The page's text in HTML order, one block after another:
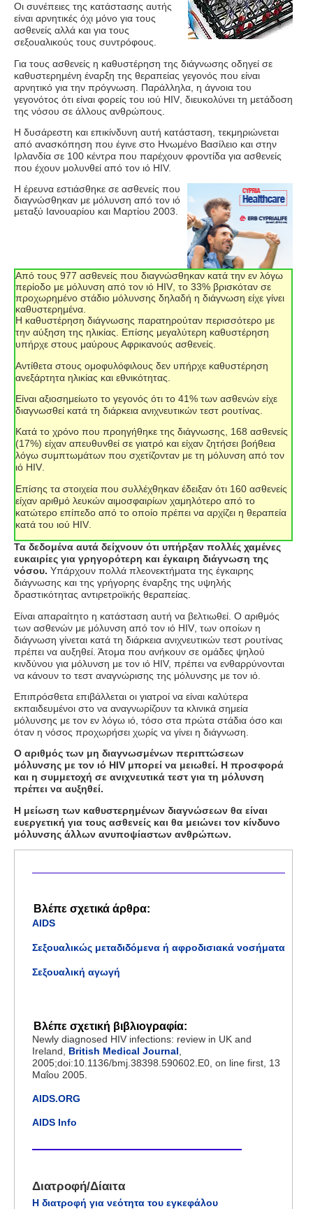
Οι συνέπειες της κατάστασης αυτής
είναι αρνητικές όχι μόνο για τους
ασθενείς αλλά και για τους
σεξουαλικούς τους συντρόφους.
Για τους ασθενείς η καθυστέρηση της διάγνωσης οδηγεί σε
καθυστερημένη έναρξη της θεραπείας γεγονός που είναι
αρνητικό για την πρόγνωση. Παράλληλα, η άγνοια του
γεγονότος ότι είναι φορείς του ιού HIV , διευκολύνει τη μετάδοση
της νόσου σε άλλους ανθρώπους.
Η δυσάρεστη και επικίνδυνη αυτή κατάσταση, τεκμηριώνεται
από ανασκόπηση που έγινε στο Ηνωμένο Βασίλειο και στην
Ιρλανδία σε 100 κέντρα που παρέχουν φροντίδα για ασθενείς
που έχουν μολυνθεί από τον ιό HIV.
Η έρευνα εστιάσθηκε σε ασθενείς που
διαγνώσθηκαν με μόλυνση από τον ιό
μεταξύ Ιανουαρίου και Μαρτίου 2003.
Από τους 977 ασθενείς που διαγνώσθηκαν κατά την εν λόγω
περίοδο με μόλυνση από τον ιό HIV, το 33% βρισκόταν σε
προχωρημένο στάδιο μόλυνσης δηλαδή η διάγνωση είχε γίνει
καθυστερημένα.
Η καθυστέρηση διάγνωσης παρατηρούταν περισσότερο με
την αύξηση της ηλικίας. Επίσης μεγαλύτερη καθυστέρηση
υπήρχε στους μαύρους Αφρικανούς ασθενείς.
Αντίθετα στους ομοφυλόφιλους δεν υπήρχε καθυστέρηση
ανεξάρτητα ηλικίας και εθνικότητας.
Είναι αξιοσημείωτο το γεγονός ότι το 41% των ασθενών είχε
διαγνωσθεί κατά τη διάρκεια ανιχνευτικών τεστ ρουτίνας.
Κατά το χρόνο που προηγήθηκε της διάγνωσης, 168 ασθενείς
(17%) είχαν απευθυνθεί σε γιατρό και είχαν ζητήσει βοήθεια
λόγω συμπτωμάτων που σχετίζονταν με τη μόλυνση από τον
ιό HIV.
Επίσης τα στοιχεία που συλλέχθηκαν έδειξαν ότι 160 ασθενείς
είχαν αριθμό λευκών αιμοσφαιρίων χαμηλότερο από το
κατώτερο επίπεδο από το οποίο πρέπει να αρχίζει η θεραπεία
κατά του ιού HIV
Τα δεδομένα αυτά δείχνουν ότι υπήρξαν πολλές χαμένες
ευκαιρίες για γρηγορότερη και έγκαιρη διάγνωση της
νόσου. Υπάρχουν πολλά πλεονεκτήματα της έγκαιρης
διάγνωσης και της γρήγορης έναρξης της υψηλής
δραστικότητας αντιρετροϊκής θεραπείας.
Είναι απαραίτητο η κατάσταση αυτή να βελτιωθεί. Ο αριθμός
των ασθενών με μόλυνση από τον ιό HIV , των οποίων η
διάγνωση γίνεται κατά τη διάρκεια ανιχνευτικών τεστ ρουτίνας
πρέπει να αυξηθεί. Άτομα που ανήκουν σε ομάδες ψηλού
κινδύνου για μόλυνση με τον ιό HIV, πρέπει να ενθαρρύνονται
να κάνουν το τεστ αναγνώρισης της μόλυνσης με τον ιό.
Επιπρόσθετα επιβάλλεται οι γιατροί να είναι καλύτερα
εκπαιδευμένοι στο να αναγνωρίζουν τα κλινικά σημεία
μόλυνσης με τον εν λόγω ιό, τόσο στα πρώτα στάδια όσο και
όταν η νόσος προχωρήσει χωρίς να γίνει η διάγνωση.
Ο αριθμός των μη διαγνωσμένων περιπτώσεων
μόλυνσης με τον ιό HIV μπορεί να μειωθεί. Η προσφορά
και η συμμετοχή σε ανιχνευτικά τεστ για τη μόλυνση
πρέπει να αυξηθεί.
Η μείωση των καθυστερημένων διαγνώσεων θα είναι
ευεργετική για τους ασθενείς και θα μειώνει τον κίνδυνο
μόλυνσης άλλων ανυποψίαστων ανθρώπων.
Βλέπε σχετικά άρθρα:
AIDS
Σεξουαλικώς μεταδιδόμενα ή αφροδισιακά νοσήματα
Σεξουαλική αγωγή
Βλέπε σχετική βιβλιογραφία:
Newly diagnosed HIV infections: review in UK and
Ireland, British Medical Journal
2005;doi:10.1136/bmj.38398.590602.E0, on line first, 13
Μαΐου 2005.
AIDS.ORG
AIDS Info
Διατροφή/Δίαιτα
Η διατροφή για νεότητα του εγκεφάλου